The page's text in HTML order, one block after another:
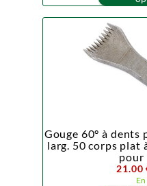
Gouge 60° à dents
larg. 50 corps plat
pour
21.00